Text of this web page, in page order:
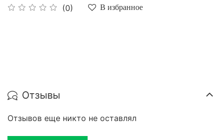
(0) В избранное
Отзывы
Отзывов еще никто не оставлял